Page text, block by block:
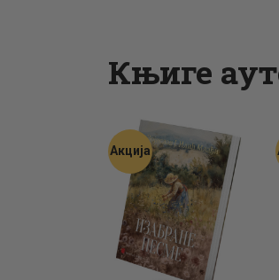
Књиге
Акција